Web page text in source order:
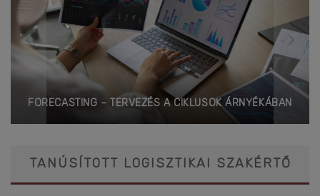
FORECASTING – TERVEZÉS A CIKLUSOK ÁRNYÉKÁBAN
TANÚSÍTOTT LOGISZTIKAI SZAKÉRTŐ